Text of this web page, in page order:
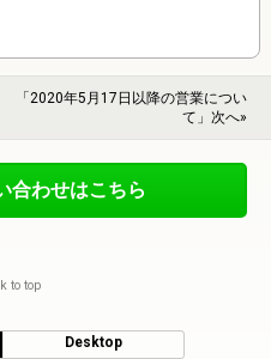
「2020年5月17日以降の営業につい
て」次へ»
合わせはこちら
to top
Desktop